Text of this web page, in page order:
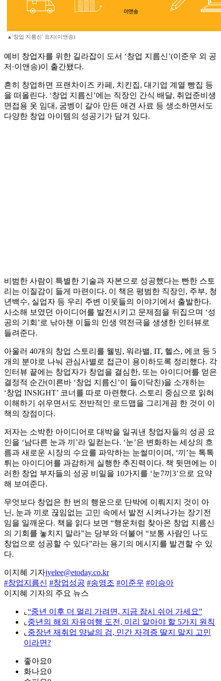
▲'창업 지름신' 표지(이앤송)
예비 창업자를 위한 길라잡이 도서 ‘창업 지름신’(이준우 외 공
저·이앤송)이 출간됐다.
흔히 창업하면 프랜차이즈 카페, 치킨집, 대기업 계열 빵집 등
을 떠올린다. ‘창업 지름신’에는 직장인 간식 배달, 취업준비생
면접용 옷 임대, 굼벵이 갈아 만든 애견 사료 등 생소하면서도
다양한 창업 아이템의 성공기가 담겨 있다.
비범한 사람이 특별한 기술과 자본으로 성공했다는 빤한 스토
리는 이질감이 들게 마련이다. 이 책은 평범한 직장인, 주부, 청
년백수, 실업자 등 우리 주변 이웃들의 이야기에서 출발한다.
사소해 보였던 아이디어를 발전시키고 문제점을 뒤집으며 ‘성
공의 기회’로 낚아챈 이들의 인생 역전극을 생생한 인터뷰로
들려준다.
아울러 40개의 창업 스토리를 웰빙, 워라밸, IT, 헬스, 에코 등 5
개의 분야로 나눠 관심사별로 접근이 용이하도록 정리했다. 각
인터뷰 끝에는 창업자가 창업을 결심한, 또는 아이디어를 얻은
결정적 순간(이른바 ‘창업 지름신’이 들이닥친)을 소개하는
‘창업 INSIGHT’ 코너를 따로 마련했다. 스토리 중심으로 읽혀
이해하기 쉬우면서도 전반적인 로드맵을 그리게끔 한 것이 이
책의 장점이다.
저자는 소박한 아이디어로 대박을 일궈낸 창업자들의 성공 요
인을 ‘남다른 눈과 끼’라 일컫는다. ‘눈’은 변화하는 세상의 흐
름과 새로운 시장의 수요를 파악하는 눈썰미이며, ‘끼’는 톡톡
튀는 아이디어를 과감하게 실행한 추진력이다. 책 뒷면에는 이
러한 창업 부자들의 성공 비밀을 10가지를 ‘눈7끼3’으로 요약
해 보여준다.
무엇보다 창업은 한 번의 행운으로 단박에 이뤄지지 것이 아
닌, 눈과 끼로 끊임없는 고민 속에서 발전 시켜나가는 장기전
임을 일깨운다. 책을 읽다 보면 “행운처럼 찾아온 창업 지름신
의 기회를 놓치지 말라”는 당부와 더불어 “보통 사람인 나도
창업으로 성공할 수 있다”라는 용기의 메시지를 발견할 수 있
다.
이지혜 기자jyelee@etoday.co.kr
#창업지름신 #창업성공 #송영조 #이준우 #이승아
이지혜 기자의 주요 뉴스
⌞ “중년 이후 더 멀리 가려면, 지금 잠시 쉬어 가세요”
⌞ 중년의 해외 자유여행 도전, 미리 알아야 할 5가지 원칙
⌞ 중장년 재취업 양날의 검, 민간 자격증 딸지 말지 고민
이라면?
좋아요0
화나요0